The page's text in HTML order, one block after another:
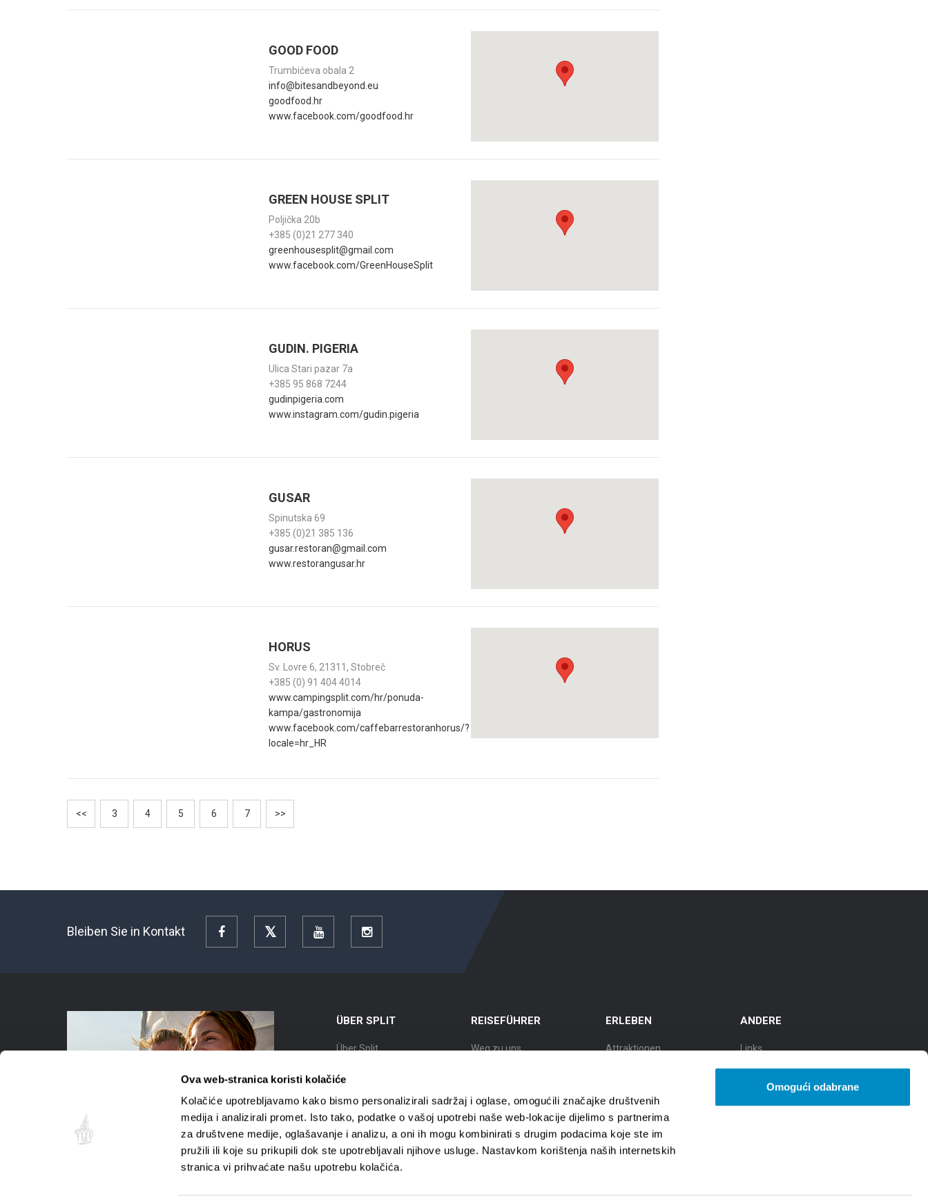
Ova web-stranica koristi kolačiće
Kolačiće upotrebljavamo kako bismo personalizirali sadržaj i oglase, omogućili značajke društvenih
medija i analizirali promet. Isto tako, podatke o vašoj upotrebi naše web-lokacije dijelimo s partnerima
za društvene medije, oglašavanje i analizu, a oni ih mogu kombinirati s drugim podacima koje ste im
pružili ili koje su prikupili dok ste upotrebljavali njihove usluge. Nastavkom korištenja naših internetskih
stranica vi prihvaćate našu upotrebu kolačića.
Omogući odabrane
GOOD FOOD
Trumbićeva obala 2
info@bitesandbeyond.eu
goodfood.hr
www.facebook.com/goodfood.hr
GREEN HOUSE SPLIT
Poljička 20b
+385 (0)21 277 340
greenhousesplit@gmail.com
www.facebook.com/GreenHouseSplit
GUDIN. PIGERIA
Ulica Stari pazar 7a
+385 95 868 7244
gudinpigeria.com
www.instagram.com/gudin.pigeria
GUSAR
Spinutska 69
+385 (0)21 385 136
gusar.restoran@gmail.com
www.restorangusar.hr
HORUS
Sv. Lovre 6, 21311, Stobreč
+385 (0) 91 404 4014
www.campingsplit.com/hr/ponuda-
kampa/gastronomija
www.facebook.com/caffebarrestoranhorus/?
locale=hr_HR
<< 3 4 5 6 7 >>
Bleiben Sie in Kontakt Facebook YouTube Instagram
ÜBER SPLIT
Über Split
Lage
Split Geschichte
Bekannte Bürger
Split Karte
REISEFÜHRER
Weg zu uns
Mobil in Split
Reisebüros
Stadtführer
ERLEBEN
Attraktionen
Kulturstadt
Stadt der Gastronomie
Stadt der natürlichen
ANDERE
Links